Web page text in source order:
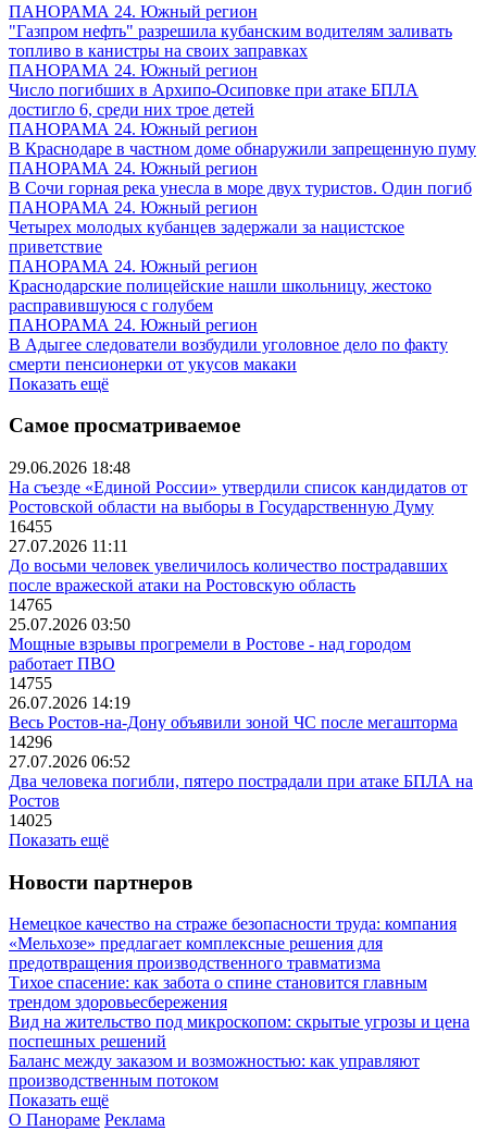
ПАНОРАМА 24. Южный регион
"Газпром нефть" разрешила кубанским водителям заливать
топливо в канистры на своих заправках
ПАНОРАМА 24. Южный регион
Число погибших в Архипо-Осиповке при атаке БПЛА
достигло 6, среди них трое детей
ПАНОРАМА 24. Южный регион
В Краснодаре в частном доме обнаружили запрещенную пуму
ПАНОРАМА 24. Южный регион
В Сочи горная река унесла в море двух туристов. Один погиб
ПАНОРАМА 24. Южный регион
Четырех молодых кубанцев задержали за нацистское
приветствие
ПАНОРАМА 24. Южный регион
Краснодарские полицейские нашли школьницу, жестоко
расправившуюся с голубем
ПАНОРАМА 24. Южный регион
В Адыгее следователи возбудили уголовное дело по факту
смерти пенсионерки от укусов макаки
Показать ещё
Самое просматриваемое
29.06.2026 18:48
На съезде «Единой России» утвердили список кандидатов от
Ростовской области на выборы в Государственную Думу
16455
27.07.2026 11:11
До восьми человек увеличилось количество пострадавших
после вражеской атаки на Ростовскую область
14765
25.07.2026 03:50
Мощные взрывы прогремели в Ростове - над городом
работает ПВО
14755
26.07.2026 14:19
Весь Ростов-на-Дону объявили зоной ЧС после мегашторма
14296
27.07.2026 06:52
Два человека погибли, пятеро пострадали при атаке БПЛА на
Ростов
14025
Показать ещё
Новости партнеров
Немецкое качество на страже безопасности труда: компания
«Мельхозе» предлагает комплексные решения для
предотвращения производственного травматизма
Тихое спасение: как забота о спине становится главным
трендом здоровьесбережения
Вид на жительство под микроскопом: скрытые угрозы и цена
поспешных решений
Баланс между заказом и возможностью: как управляют
производственным потоком
Показать ещё
О Панораме Реклама